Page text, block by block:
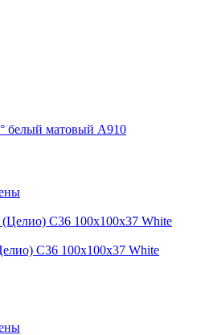
белый матовый А910
C36 100x100x37 White